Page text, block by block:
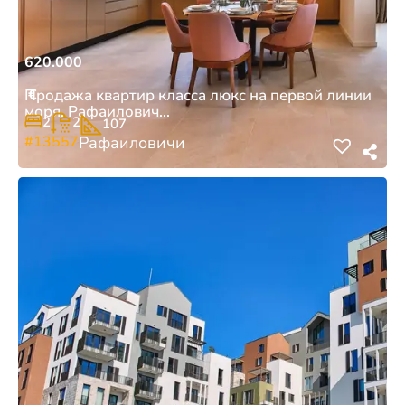
620.000
€
Продажа квартир класса люкс на первой линии
моря, Рафаилович...
2 2 107
#13557Рафаиловичи